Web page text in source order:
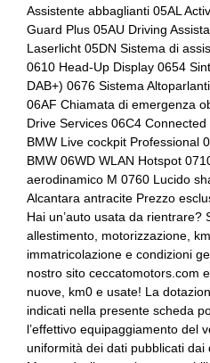
Controllo della trazione
Cristalli atermici
Cromature esterne
Display multifunzione
Dpf / fap filtro anti particolato
Elementi di ancoraggio
Fari autoadattivi a led
Fari con accensione automatica
Fari con accensione
Fari posteriori a led
Fendinebbia anteriori
Bmw teleservices
Bracciolo anteriore
Bracciolo posteriore
Bulloni antifurto
Cambio automatico a 8 marce
Cerchi in lega da 20
Chiavi e telecomandi
Chiusura centralizzata
Cinture di sicurezza
Climatizzatore automatico a
Computer di bordo
Assistente abbaglianti 05AL
Guard Plus 05AU Driving
Laserlicht 05DN Sistema di
0610 Head-Up Display 0654
DAB+) 0676 Sistema
06AF Chiamata di emergenza
Drive Services 06C4
BMW Live cockpit Professional
BMW 06WD WLAN Hotspot
aerodinamico M 0760 Lucido
Alcantara antracite Prezzo
Hai un’auto usata da rientrare?
allestimento, motorizzazione,
immatricolazione e condizioni
nostro sito ceccatomotors.com
nuove, km0 e usate! La
indicati nella presente scheda
l’effettivo equipaggiamento del
uniformità dei dati pubblicati dai